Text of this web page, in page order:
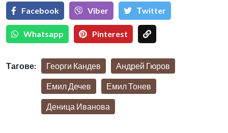
Facebook Viber Тwitter
Whatsapp Pinterest
Тагове: Георги Кандев Андрей Гюров
Емил Дечев Емил Тонев
Деница Иванова